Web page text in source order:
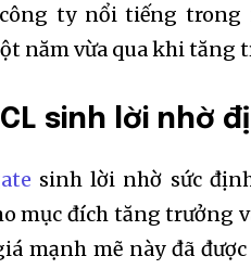
công ty nổi tiếng
năm vừa qua khi tăng
sinh lời nhờ
sinh lời nhờ sức
mục đích tăng trưởng
mạnh mẽ này đã